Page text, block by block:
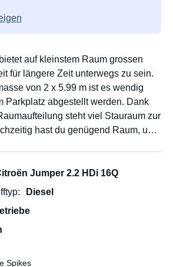
auf kleinstem Raum grossen
für längere Zeit unterwegs zu sein.
von 2 x 5.99 m ist es wendig
Parkplatz abgestellt werden. Dank
steht viel Stauraum zur
hast du genügend Raum, um
gestanden werden. Das Wohnmobil
von gerade mal 2.7 t und kann somit
isoliert und mit einer
daher eignet es sich super für
und sogar den Winter.
Jumper 2.2 HDi 16Q
Diesel
Spikes